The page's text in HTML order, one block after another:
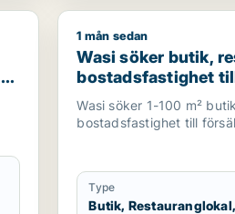
showroom eller
Wasi söker butik,
1 mån sedan
Wasi söker butik,
bostadsfastighet
Wasi söker 1-100 m²
bostadsfastighet till
Type
Butik,